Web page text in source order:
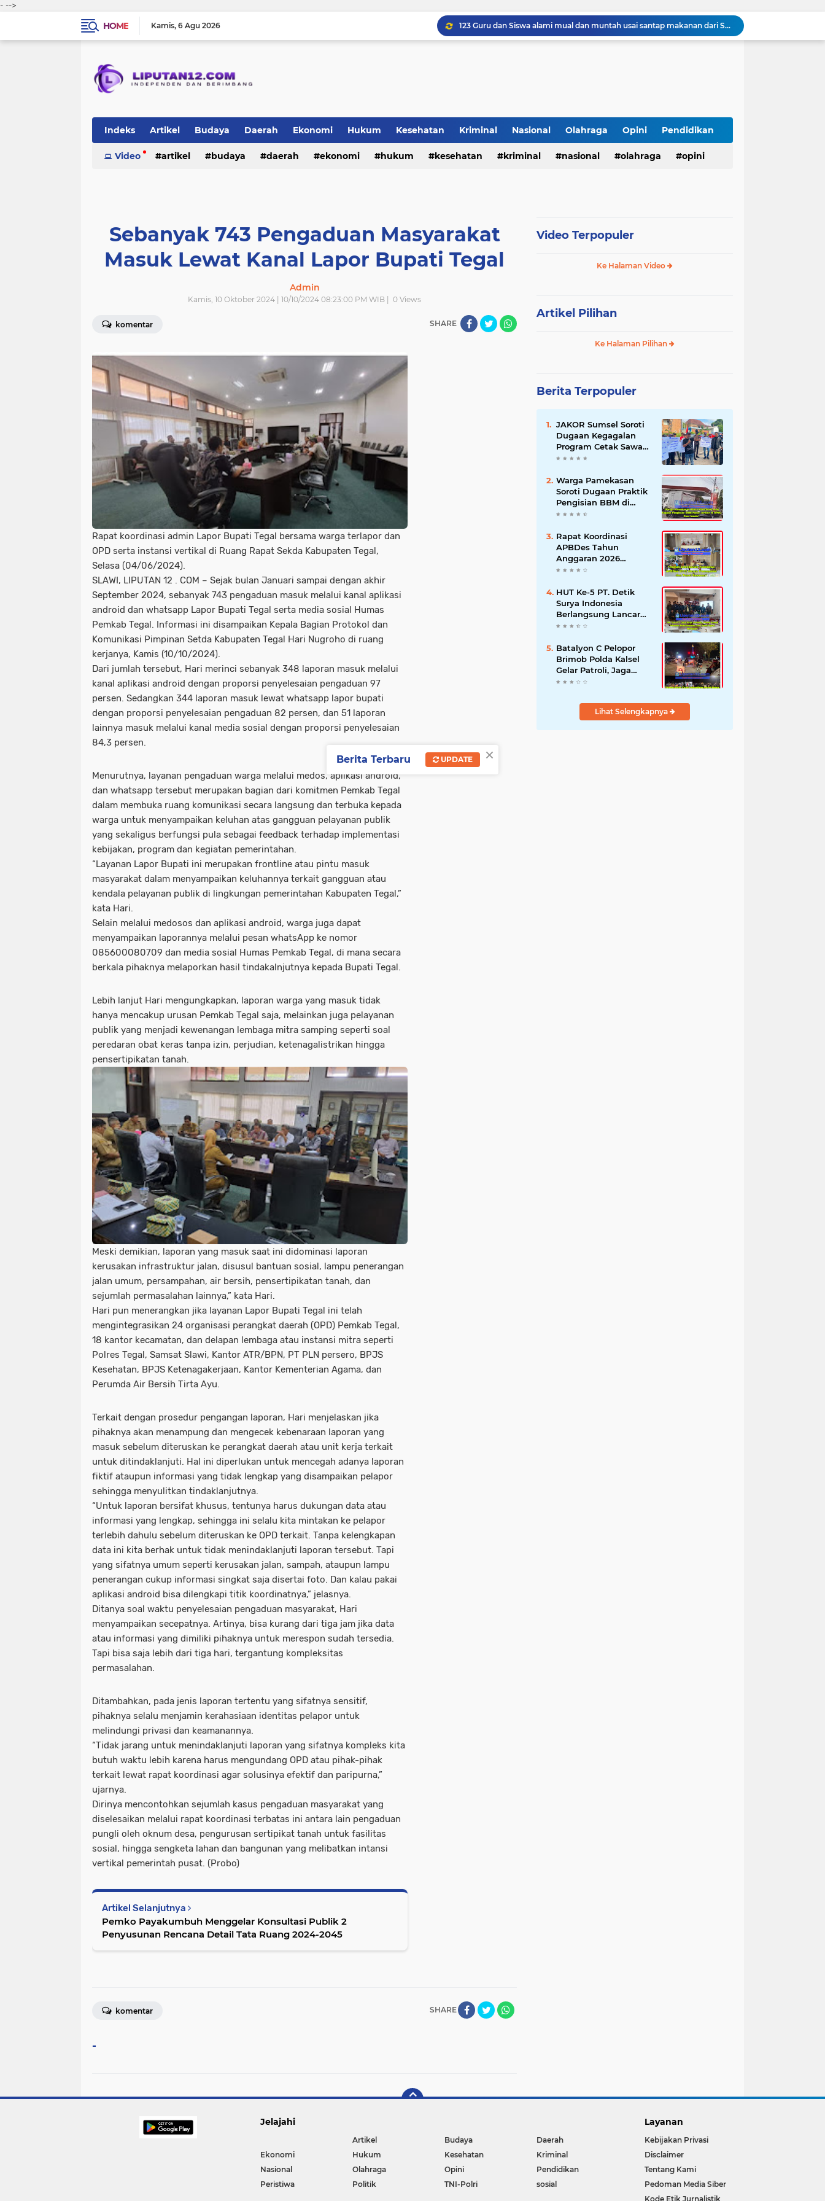
- -->
HOME
Kamis 6 Agu 2026
123 Guru dan Siswa alami mual dan muntah usai santap makanan dari SPPG 5 Bandengan.
Menggali Kembali Marwah Bhuppa’ Bhabu’ Guru Rato’: Filosofi Luhur Madura di Tengah Arus Modernisasi
Lapas Narkotika Rumbai Gelar Razia Rutin Blok Hunian Guna Meningkatkan Keamanan dan Ketertiban
Indeks Artikel Budaya Daerah Ekonomi Hukum Kesehatan Kriminal Nasional Olahraga Opini Pendidikan
Peristiwa Politik TNI-Polri sosial
Video artikel budaya daerah ekonomi hukum kesehatan kriminal nasional olahraga opini
Sebanyak 743 Pengaduan Masyarakat
Masuk Lewat Kanal Lapor Bupati Tegal
Admin
Kamis, 10 Oktober 2024 | 10/10/2024 08:23:00 PM WIB | 0 Views
komentar SHARE
Rapat koordinasi admin Lapor Bupati Tegal bersama warga terlapor dan
OPD serta instansi vertikal di Ruang Rapat Sekda Kabupaten Tegal,
Selasa (04/06/2024).
SLAWI, LIPUTAN 12 . COM – Sejak bulan Januari sampai dengan akhir
September 2024, sebanyak 743 pengaduan masuk melalui kanal aplikasi
android dan whatsapp Lapor Bupati Tegal serta media sosial Humas
Pemkab Tegal. Informasi ini disampaikan Kepala Bagian Protokol dan
Komunikasi Pimpinan Setda Kabupaten Tegal Hari Nugroho di ruang
kerjanya, Kamis (10/10/2024).
Dari jumlah tersebut, Hari merinci sebanyak 348 laporan masuk melalui
kanal aplikasi android dengan proporsi penyelesaian pengaduan 97
persen. Sedangkan 344 laporan masuk lewat whatsapp lapor bupati
dengan proporsi penyelesaian pengaduan 82 persen, dan 51 laporan
lainnya masuk melalui kanal media sosial dengan proporsi penyelesaian
84,3 persen.
Menurutnya, layanan pengaduan warga melalui medos, aplikasi android,
dan whatsapp tersebut merupakan bagian dari komitmen Pemkab Tegal
dalam membuka ruang komunikasi secara langsung dan terbuka kepada
warga untuk menyampaikan keluhan atas gangguan pelayanan publik
yang sekaligus berfungsi pula sebagai feedback terhadap implementasi
kebijakan, program dan kegiatan pemerintahan.
“Layanan Lapor Bupati ini merupakan frontline atau pintu masuk
masyarakat dalam menyampaikan keluhannya terkait gangguan atau
kendala pelayanan publik di lingkungan pemerintahan Kabupaten Tegal,”
kata Hari.
Selain melalui medosos dan aplikasi android, warga juga dapat
menyampaikan laporannya melalui pesan whatsApp ke nomor
085600080709 dan media sosial Humas Pemkab Tegal, di mana secara
berkala pihaknya melaporkan hasil tindakalnjutnya kepada Bupati Tegal.
Lebih lanjut Hari mengungkapkan, laporan warga yang masuk tidak
hanya mencakup urusan Pemkab Tegal saja, melainkan juga pelayanan
publik yang menjadi kewenangan lembaga mitra samping seperti soal
peredaran obat keras tanpa izin, perjudian, ketenagalistrikan hingga
pensertipikatan tanah.
Meski demikian, laporan yang masuk saat ini didominasi laporan
kerusakan infrastruktur jalan, disusul bantuan sosial, lampu penerangan
jalan umum, persampahan, air bersih, pensertipikatan tanah, dan
sejumlah permasalahan lainnya,” kata Hari.
Hari pun menerangkan jika layanan Lapor Bupati Tegal ini telah
mengintegrasikan 24 organisasi perangkat daerah (OPD) Pemkab Tegal,
18 kantor kecamatan, dan delapan lembaga atau instansi mitra seperti
Polres Tegal, Samsat Slawi, Kantor ATR/BPN, PT PLN persero, BPJS
Kesehatan, BPJS Ketenagakerjaan, Kantor Kementerian Agama, dan
Perumda Air Bersih Tirta Ayu.
Terkait dengan prosedur pengangan laporan, Hari menjelaskan jika
pihaknya akan menampung dan mengecek kebenaraan laporan yang
masuk sebelum diteruskan ke perangkat daerah atau unit kerja terkait
untuk ditindaklanjuti. Hal ini diperlukan untuk mencegah adanya laporan
fiktif ataupun informasi yang tidak lengkap yang disampaikan pelapor
sehingga menyulitkan tindaklanjutnya.
“Untuk laporan bersifat khusus, tentunya harus dukungan data atau
informasi yang lengkap, sehingga ini selalu kita mintakan ke pelapor
terlebih dahulu sebelum diteruskan ke OPD terkait. Tanpa kelengkapan
data ini kita berhak untuk tidak menindaklanjuti laporan tersebut. Tapi
yang sifatnya umum seperti kerusakan jalan, sampah, ataupun lampu
penerangan cukup informasi singkat saja disertai foto. Dan kalau pakai
aplikasi android bisa dilengkapi titik koordinatnya,” jelasnya.
Ditanya soal waktu penyelesaian pengaduan masyarakat, Hari
menyampaikan secepatnya. Artinya, bisa kurang dari tiga jam jika data
atau informasi yang dimiliki pihaknya untuk merespon sudah tersedia.
Tapi bisa saja lebih dari tiga hari, tergantung kompleksitas
permasalahan.
Ditambahkan, pada jenis laporan tertentu yang sifatnya sensitif,
pihaknya selalu menjamin kerahasiaan identitas pelapor untuk
melindungi privasi dan keamanannya.
“Tidak jarang untuk menindaklanjuti laporan yang sifatnya kompleks kita
butuh waktu lebih karena harus mengundang OPD atau pihak-pihak
terkait lewat rapat koordinasi agar solusinya efektif dan paripurna,”
ujarnya.
Dirinya mencontohkan sejumlah kasus pengaduan masyarakat yang
diselesaikan melalui rapat koordinasi terbatas ini antara lain pengaduan
pungli oleh oknum desa, pengurusan sertipikat tanah untuk fasilitas
sosial, hingga sengketa lahan dan bangunan yang melibatkan intansi
vertikal pemerintah pusat. (Probo)
Artikel Selanjutnya
Pemko Payakumbuh Menggelar Konsultasi Publik 2
Penyusunan Rencana Detail Tata Ruang 2024-2045
SHARE
komentar
-
Video Terpopuler
Ke Halaman Video
Artikel Pilihan
Ke Halaman Pilihan
Berita Terpopuler
JAKOR Sumsel Soroti
Dugaan Kegagalan
Program Cetak Sawah
Rp105 Miliar di Ogan
Pertanian Mundur
Warga Pamekasan
Soroti Dugaan Praktik
Pengisian BBM di
SPBU Cem Manis,
Pengawasan
Rapat Koordinasi
APBDes Tahun
Anggaran 2026
Semester II,
Sokobanah Libatkan 12
Desa
HUT Ke-5 PT. Detik
Surya Indonesia
Berlangsung Lancar
dan Profesional,
Wartawan
Batalyon C Pelopor
Brimob Polda Kalsel
Gelar Patroli, Jaga
Tabalong Tetap Aman
Lihat Selengkapnya
Jelajahi
Artikel Budaya
Daerah
Ekonomi
Hukum Kesehatan
Kriminal
Nasional
Olahraga Opini
Pendidikan
Peristiwa
Politik TNI-Polri sosial
Layanan
Kebijakan Privasi
Disclaimer
Tentang Kami
Pedoman Media Siber
Kode Etik Jurnalistik
×
Berita Terbaru UPDATE